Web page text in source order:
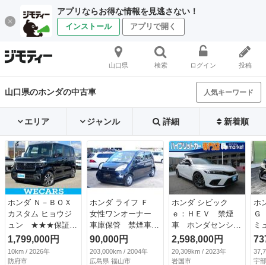
アプリならお得な情報を見逃さない！
インストール アプリで開く
山口県 検索 ログイン 投稿
山口県のホンダの中古車 人気キーワード
エリア ジャンル 詳細 新着順
ホンダ Ｎ－ＢＯＸ
カスタム ヒョウジ
ュン ★★★保証書
／純正 ８インチ
ナビ／ホンダセンシ
ング／両側電動スラ
1,799,000円
10km / 2026年
防府市
ホンダ ライフ Ｆ
女性ワンオーナー
車庫保管 禁煙車
ＳＴ認定評価車両
ホンダ正規ディーラ
ー認定車 ホンダデ
90,000円
203,000km / 2004年
広島県 福山市
ホンダ シビック
ｅ：ＨＥＶ 禁煙
車 ホンダセンシン
グ 純正メモリーナ
ビ Ｂｌｕｅｔｏｏ
ｔｈ接続 バックモ
2,598,000円
20,309km / 2023年
岩国市
ホ
ミ
ヤ
カ
録
宇